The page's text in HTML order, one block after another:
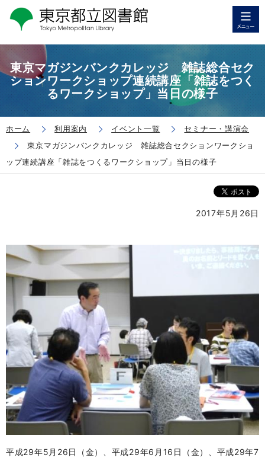
東京マガジンバンクカレッジ 雑誌総合セク
ションワークショップ連続講座「雑誌をつく
るワークショップ」当日の様子
ホーム 利用案内 イベント一覧
セミナー・講演会
東京マガジンバンクカレッジ 雑誌総合セクションワークショ
ップ連続講座「雑誌をつくるワークショップ」当日の様子
2017年5月26日
平成29年5月26日（金）、平成29年6月16日（金）、平成29年7